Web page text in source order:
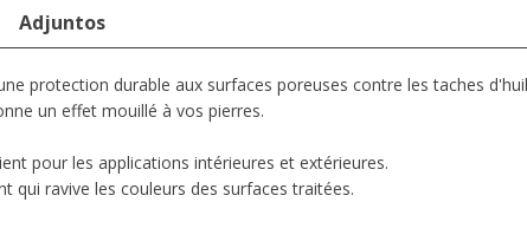
Adjuntos
protection durable aux surfaces poreuses contre les taches
un effet mouillé à vos pierres.
pour les applications intérieures et extérieures.
qui ravive les couleurs des surfaces traitées.